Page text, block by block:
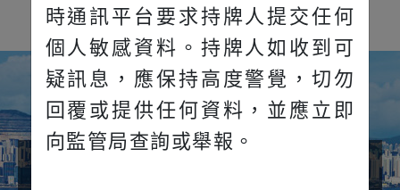
時通訊平台要求持牌人提交任何
個人敏感資料。持牌人如收到可
疑訊息，應保持高度警覺，切勿
回覆或提供任何資料，並應立即
向監管局查詢或舉報。